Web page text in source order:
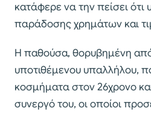
κατάφερε να την πείσει ότι
παράδοσης χρημάτων και
Η παθούσα, θορυβημένη
υποτιθέμενου υπαλλήλου,
κοσμήματα στον 26χρονο
συνεργό του, οι οποίοι